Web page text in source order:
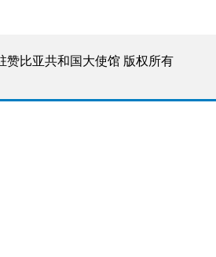
赞比亚共和国大使馆 版权所有